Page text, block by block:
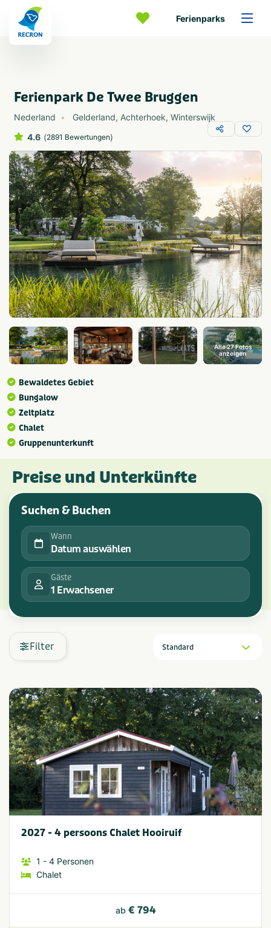
Ferienparks
Ferienpark De Twee Bruggen
Nederland Gelderland, Achterhoek, Winterswijk
4.6 (2891 Bewertungen)
Alle 27 Fotos
anzeigen
Bewaldetes Gebiet
Bungalow
Zeltplatz
Chalet
Gruppenunterkunft
Preise und Unterkünfte
Suchen & Buchen
Wann
Datum auswählen
Gäste
1 Erwachsener
Filter
2027 - 4 persoons Chalet Hooiruif
1 - 4 Personen
Chalet
ab € 794